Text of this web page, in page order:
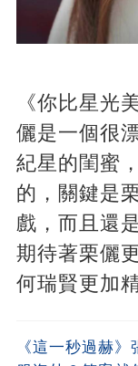
《你比星光
儷是一個很
紀星的閨蜜
的，關鍵是
戲，而且還
期待著栗儷
何瑞賢更加
《這一秒過赫